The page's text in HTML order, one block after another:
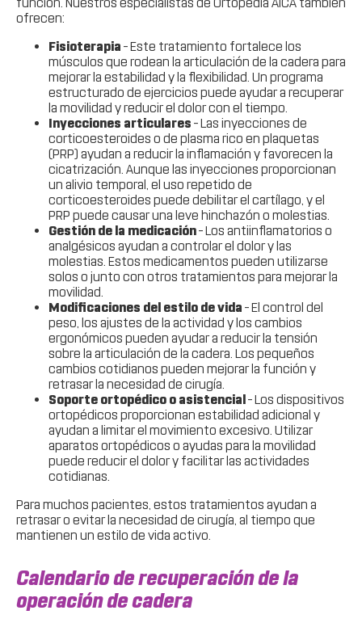
ofrecen:
Fisioterapia – Este tratamiento fortalece los
músculos que rodean la articulación de la cadera para
mejorar la estabilidad y la flexibilidad. Un programa
estructurado de ejercicios puede ayudar a recuperar
la movilidad y reducir el dolor con el tiempo.
Inyecciones articulares – Las inyecciones de
corticoesteroides o de plasma rico en plaquetas
(PRP) ayudan a reducir la inflamación y favorecen la
cicatrización. Aunque las inyecciones proporcionan
un alivio temporal, el uso repetido de
corticoesteroides puede debilitar el cartílago, y el
PRP puede causar una leve hinchazón o molestias.
Gestión de la medicación– Los antiinflamatorios o
analgésicos ayudan a controlar el dolor y las
molestias. Estos medicamentos pueden utilizarse
solos o junto con otros tratamientos para mejorar la
movilidad.
Modificaciones del estilo de vida – El control del
peso, los ajustes de la actividad y los cambios
ergonómicos pueden ayudar a reducir la tensión
sobre la articulación de la cadera. Los pequeños
cambios cotidianos pueden mejorar la función y
retrasar la necesidad de cirugía.
Soporte ortopédico o asistencial– Los dispositivos
ortopédicos proporcionan estabilidad adicional y
ayudan a limitar el movimiento excesivo. Utilizar
aparatos ortopédicos o ayudas para la movilidad
puede reducir el dolor y facilitar las actividades
cotidianas.
Para muchos pacientes, estos tratamientos ayudan a
retrasar o evitar la necesidad de cirugía, al tiempo que
mantienen un estilo de vida activo.
Calendario de recuperación de la
operación de cadera